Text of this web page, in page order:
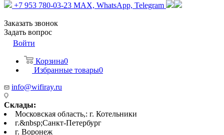
+7 953 780-03-23 MAX, WhatsApp, Telegram
Заказать звонок
Задать вопрос
Войти
Корзина0
Избранные товары0
info@wifiray.ru
Склады:
Московская область,: г. Котельники
г.&nbsp;Санкт-Петербург
г. Воронеж